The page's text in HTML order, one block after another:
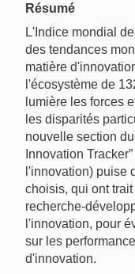
Résumé
L'Indice mondial
des tendances
matière
l'écosystème de
lumière les forces
les disparités
nouvelle section
Innovation
l'innovation) puise
choisis, qui ont
recherche-
l'innovation, pour
sur les
d'innovation.